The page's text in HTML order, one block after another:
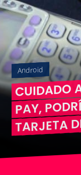
Android
CUIDADO
PAY,
TARJETA